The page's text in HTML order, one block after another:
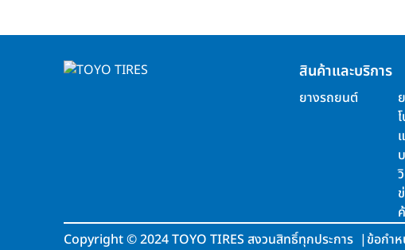
สินค้าและบริการ
ยางรถยนต์
Copyright©2024 TOYO TIRES สงวนสิทธิ์ทุกประการ | ข้อกำห